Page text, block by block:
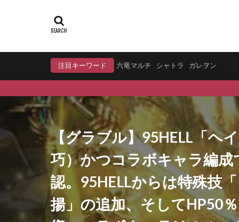
注目キーワード 六竜マルチ シャトラ ガレヲン
【グラブル】95HELL「ヘ
巧）かつコラボキャラ編
認。95HELLからは特殊技
揚」の追加、そしてHP50